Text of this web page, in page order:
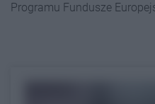
Programu Fundusze